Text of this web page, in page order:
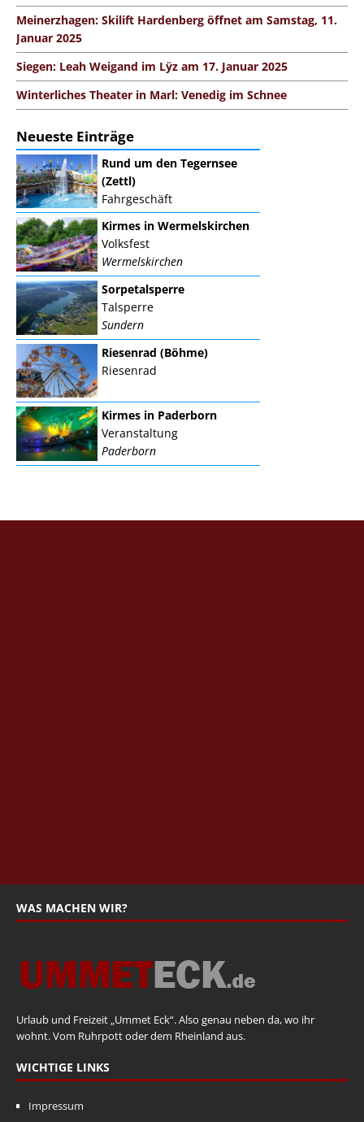
Meinerzhagen: Skilift Hardenberg öffnet am Samstag, 11.
Januar 2025
Siegen: Leah Weigand im Lÿz am 17. Januar 2025
Winterliches Theater in Marl: Venedig im Schnee
Neueste Einträge
Rund um den Tegernsee
(Zettl)
Fahrgeschäft
Kirmes in Wermelskirchen
Volksfest
Wermelskirchen
Sorpetalsperre
Talsperre
Sundern
Riesenrad (Böhme)
Riesenrad
Kirmes in Paderborn
Veranstaltung
Paderborn
WAS MACHEN WIR?
Urlaub und Freizeit „Ummet Eck“. Also genau neben da, wo ihr
wohnt. Vom Ruhrpott oder dem Rheinland aus.
WICHTIGE LINKS
Impressum